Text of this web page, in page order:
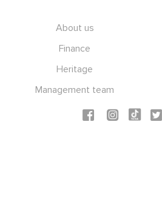
About us
Finance
Heritage
Management team
Social icons